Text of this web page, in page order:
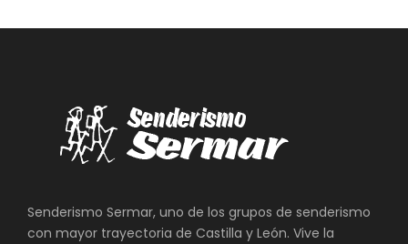
Senderismo Sermar, uno de los grupos de senderismo
con mayor trayectoria de Castilla y León. Vive la